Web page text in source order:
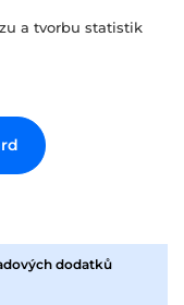
a tvorbu statistik
dodatků